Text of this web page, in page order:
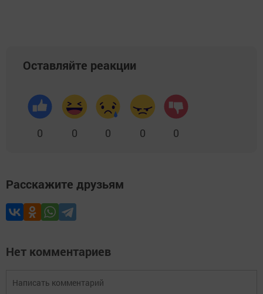
Оставляйте реакции
0 0 0 0 0
Расскажите друзьям
Нет комментариев